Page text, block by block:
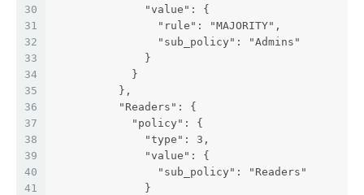
30
31
32
33
34
35
36
37
38
39
40
41
              "value": {
                "rule": "MAJORITY",
                "sub_policy": "Admins"
              }
            }
          },
          "Readers": {
            "policy": {
              "type": 3,
              "value": {
                "sub_policy": "Readers"
              }